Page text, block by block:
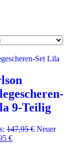
9-Teilig
147,95€ Neuer
€Aktueller